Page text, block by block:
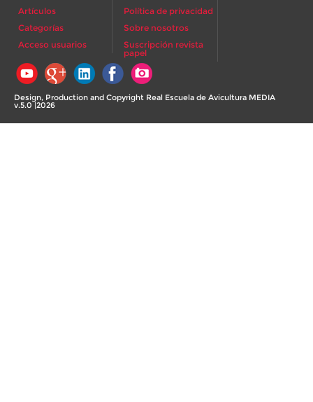
Artículos
Categorías
Acceso usuarios
Política de privacidad
Sobre nosotros
Suscripción revista
papel
Design, Production and Copyright Real Escuela de Avicultura MEDIA
v.5.0 |2026